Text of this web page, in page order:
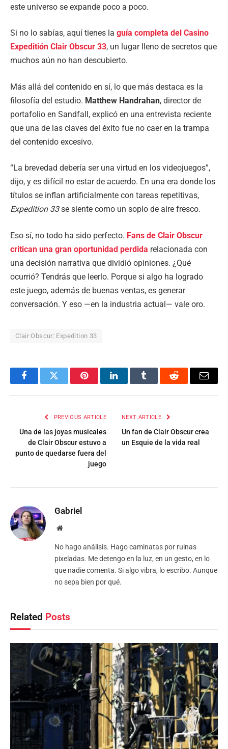
este universo se expande poco a poco.
Si no lo sabías, aquí tienes la guía completa del Casino
Expeditión Clair Obscur 33, un lugar lleno de secretos que
muchos aún no han descubierto.
Más allá del contenido en sí, lo que más destaca es la
filosofía del estudio. Matthew Handrahan, director de
portafolio en Sandfall, explicó en una entrevista reciente
que una de las claves del éxito fue no caer en la trampa
del contenido excesivo.
“La brevedad debería ser una virtud en los videojuegos”,
dijo, y es difícil no estar de acuerdo. En una era donde los
títulos se inflan artificialmente con tareas repetitivas,
Expedition 33se siente como un soplo de aire fresco.
Eso sí, no todo ha sido perfecto. Fans de Clair Obscur
critican una gran oportunidad perdida relacionada con
una decisión narrativa que dividió opiniones. ¿Qué
ocurrió? Tendrás que leerlo. Porque si algo ha logrado
este juego, además de buenas ventas, es generar
conversación. Y eso —en la industria actual— vale oro.
Clair Obscur: Expedition 33
FacebookTwitter PinterestLinkedInTumblr Reddit Email
PREVIOUS ARTICLE
Una de las joyas musicales
de Clair Obscur estuvo a
punto de quedarse fuera del
juego
NEXT ARTICLE
Un fan de Clair Obscur crea
un Esquie de la vida real
Gabriel
Website
No hago análisis. Hago caminatas por ruinas
pixeladas. Me detengo en la luz, en un gesto, en lo
que nadie comenta. Si algo vibra, lo escribo. Aunque
no sepa bien por qué.
Related Posts